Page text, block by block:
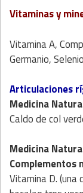
Vitaminas y
Vitamina A,
Germanio,
Articulaciones
Medicina
Caldo de col
Medicina
Complementos
Vitamina D. (una